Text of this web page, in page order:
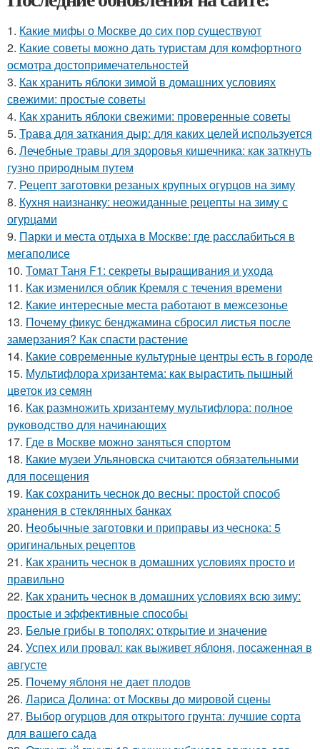
1. Какие мифы о Москве до сих пор существуют
2. Какие советы можно дать туристам для комфортного
осмотра достопримечательностей
3. Как хранить яблоки зимой в домашних условиях
свежими: простые советы
4. Как хранить яблоки свежими: проверенные советы
5. Трава для заткания дыр: для каких целей используется
6. Лечебные травы для здоровья кишечника: как заткнуть
гузно природным путем
7. Рецепт заготовки резаных крупных огурцов на зиму
8. Кухня наизнанку: неожиданные рецепты на зиму с
огурцами
9. Парки и места отдыха в Москве: где расслабиться в
мегаполисе
10. Томат Таня F1: секреты выращивания и ухода
11. Как изменился облик Кремля с течения времени
12. Какие интересные места работают в межсезонье
13. Почему фикус бенджамина сбросил листья после
замерзания? Как спасти растение
14. Какие современные культурные центры есть в городе
15. Мультифлора хризантема: как вырастить пышный
цветок из семян
16. Как размножить хризантему мультифлора: полное
руководство для начинающих
17. Где в Москве можно заняться спортом
18. Какие музеи Ульяновска считаются обязательными
для посещения
19. Как сохранить чеснок до весны: простой способ
хранения в стеклянных банках
20. Необычные заготовки и приправы из чеснока: 5
оригинальных рецептов
21. Как хранить чеснок в домашних условиях просто и
правильно
22. Как хранить чеснок в домашних условиях всю зиму:
простые и эффективные способы
23. Белые грибы в тополях: открытие и значение
24. Успех или провал: как выживет яблоня, посаженная в
августе
25. Почему яблоня не дает плодов
26. Лариса Долина: от Москвы до мировой сцены
27. Выбор огурцов для открытого грунта: лучшие сорта
для вашего сада